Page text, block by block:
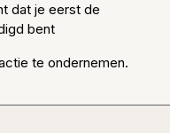
dat je eerst de
bent
te ondernemen.